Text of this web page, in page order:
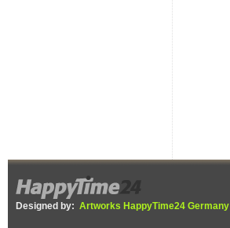
Designed by: Artworks HappyTime24 Germany